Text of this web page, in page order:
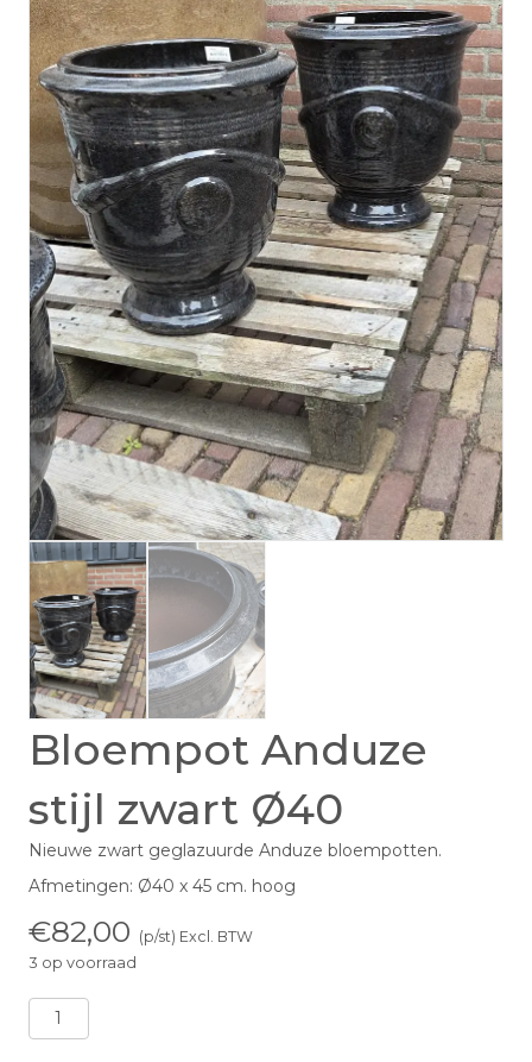
Bloempot Anduze
stijl zwart Ø40
Nieuwe zwart geglazuurde Anduze bloempotten.
Afmetingen: Ø40 x 45 cm. hoog
€82,00 (p/st) Excl. BTW
3 op voorraad
Bloempot
Anduze